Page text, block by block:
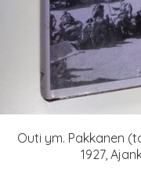
Outi ym. Pakkanen
1927,